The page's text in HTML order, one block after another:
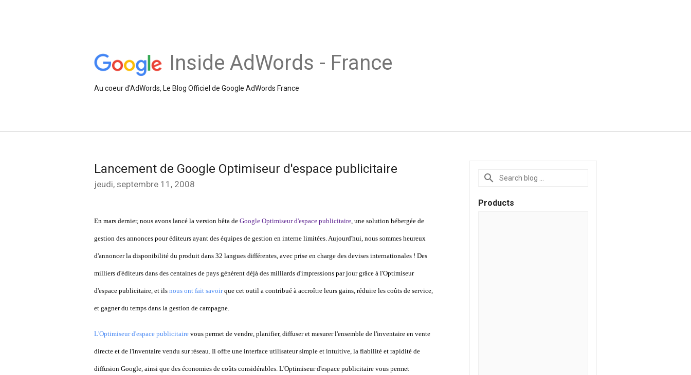
Inside AdWords - France
Au coeur d'AdWords, Le Blog Officiel de Google AdWords France
Lancement de Google Optimiseur d'espace publicitaire
jeudi, septembre 11, 2008
En mars dernier, nous avons lancé la version bêta de Google Optimiseur d'espace publicitaire, une solution hébergée de
gestion des annonces pour éditeurs ayant des équipes de gestion en interne limitées. Aujourd'hui, nous sommes heureux
d'annoncer la disponibilité du produit dans 32 langues différentes, avec prise en charge des devises internationales ! Des
milliers d'éditeurs dans des centaines de pays génèrent déjà des milliards d'impressions par jour grâce à l'Optimiseur
d'espace publicitaire, et ils nous ont fait savoir que cet outil a contribué à accroître leurs gains, réduire les coûts de service,
et gagner du temps dans la gestion de campagne.
L'Optimiseur d'espace publicitaire vous permet de vendre, planifier, diffuser et mesurer l'ensemble de l'inventaire en vente
directe et de l'inventaire vendu sur réseau. Il offre une interface utilisateur simple et intuitive, la fiabilité et rapidité de
diffusion Google, ainsi que des économies de coûts considérables. L'Optimiseur d'espace publicitaire vous permet
Products